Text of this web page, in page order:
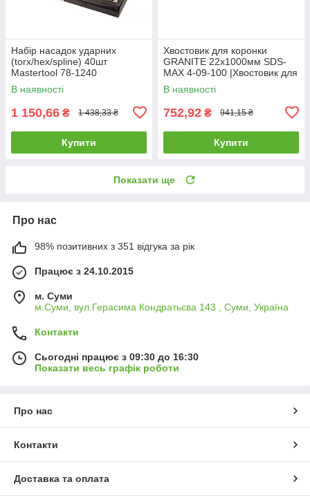
Набір насадок ударних
(torx/hex/spline) 40шт
Mastertool 78-1240
В наявності
1 150,66 ₴ 1 438,33 ₴
Купити
Хвостовик для коронки
GRANITE 22х1000мм SDS-
MAX 4-09-100 |Хвостовик для
коронки GRANITE
22х1000мм SDS-MAX 4-09-
В наявності
752,92 ₴ 941,15 ₴
Купити
Показати ще
Про нас
98% позитивних з 351 відгука за рік
Працює з 24.10.2015
м. Суми
м.Суми, вул.Герасима Кондратьєва 143 , Суми, Україна
Контакти
Сьогодні працює з 09:30 до 16:30
Показати весь графік роботи
Про нас
Контакти
Доставка та оплата